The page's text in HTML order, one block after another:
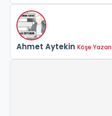
Ahmet Aytekin Köşe Yazarı